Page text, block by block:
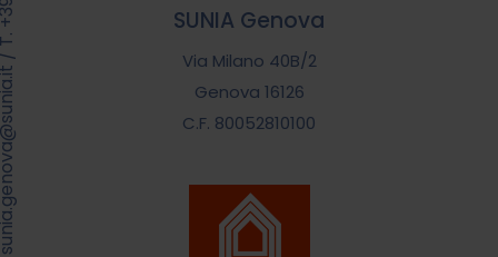
SUNIA Genova
Via Milano 40B/2
Genova 16126
C.F. 80052810100